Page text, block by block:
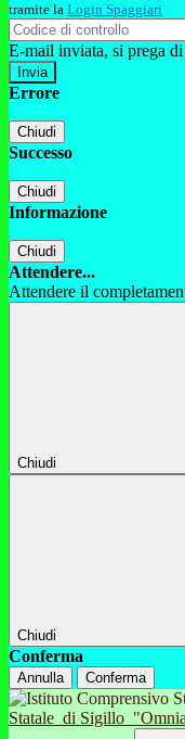
tramite la Login Spaggiari
E-mail inviata, si prega
Errore
Chiudi
Successo
Chiudi
Informazione
Chiudi
Attendere...
Attendere il
Chiudi
Chiudi
Conferma
Annulla Conferma
Statale di Sigillo